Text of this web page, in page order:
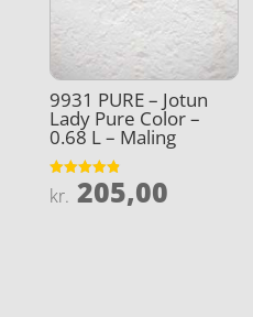
9931 PURE – Jotun
Lady Pure Color –
0.68 L – Maling
Vurderet
4.9
kr. 205,00